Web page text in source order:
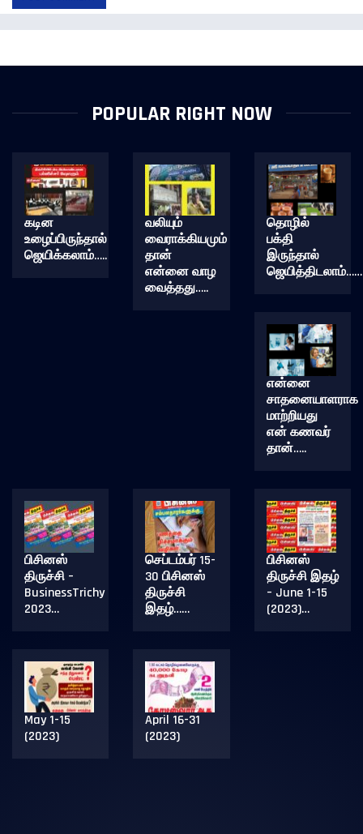
POPULAR RIGHT NOW
கடின
உழைப்பிருந்தால்
ஜெயிக்கலாம்…..
வலியும்
வைராக்கியமும்
தான்
என்னை வாழ
வைத்தது…..
தொழில்
பக்தி
இருந்தால்
என்னை
சாதனையாளராக
மாற்றியது
என் கணவர்
தான்…..
பிசினஸ்
திருச்சி –
BusinessTrichy
2023…
செப்டம்பர் 15-
30 பிசினஸ்
திருச்சி
இதழ்……
பிசினஸ்
திருச்சி இதழ்
– June 1-15
(2023)…
May 1-15
(2023)
April 16-31
(2023)